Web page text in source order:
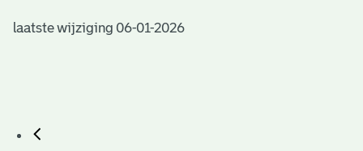
laatste wijziging 06-01-2026